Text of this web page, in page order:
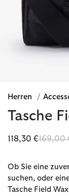
Herren /
Tasche
118,30 €169,00
Ob Sie eine
suchen, oder
Tasche Field